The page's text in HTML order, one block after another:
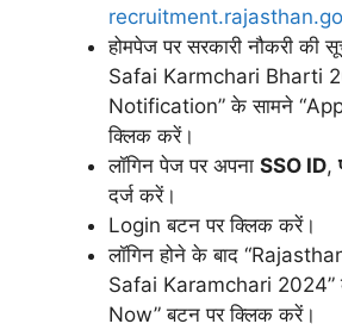
होमपेज पर सरकारी नौकरी की
Safai Karmchari Bharti
Notification” के सामने
क्लिक करें।
लॉगिन पेज पर अपना SSO ID,
दर्ज करें।
Login बटन पर क्लिक करें।
लॉगिन होने के बाद
Safai Karamchari 2024”
Now” बटन पर क्लिक करें।